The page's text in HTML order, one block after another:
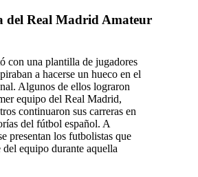
del Real Madrid Amateur
con una plantilla de jugadores
a hacerse un hueco en el
Algunos de ellos lograron
equipo del Real Madrid,
continuaron sus carreras en
del fútbol español. A
presentan los futbolistas que
equipo durante aquella